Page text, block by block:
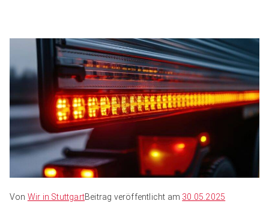
Von Wir in StuttgartBeitrag veröffentlicht am 30.05.2025